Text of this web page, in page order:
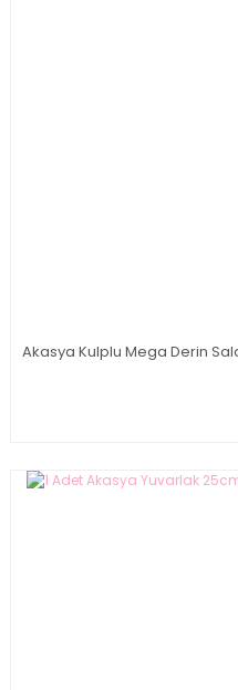
Akasya Kulplu Mega Derin